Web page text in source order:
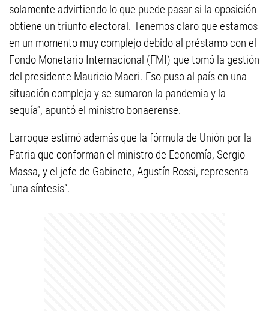
solamente advirtiendo lo que puede pasar si la oposición
obtiene un triunfo electoral. Tenemos claro que estamos
en un momento muy complejo debido al préstamo con el
Fondo Monetario Internacional (FMI) que tomó la gestión
del presidente Mauricio Macri. Eso puso al país en una
situación compleja y se sumaron la pandemia y la
sequía”, apuntó el ministro bonaerense.
Larroque estimó además que la fórmula de Unión por la
Patria que conforman el ministro de Economía, Sergio
Massa, y el jefe de Gabinete, Agustín Rossi, representa
“una síntesis”.